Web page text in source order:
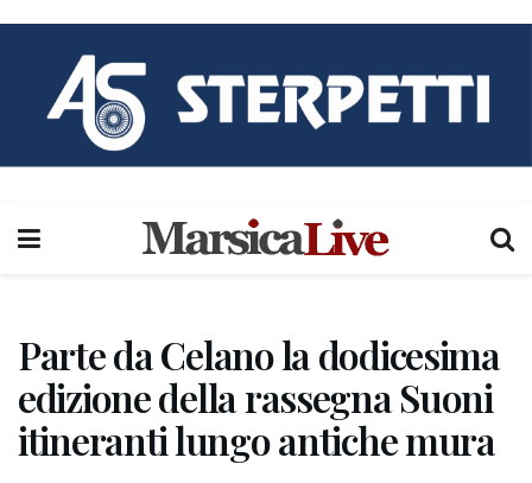
Parte da Celano la dodicesima
edizione della rassegna Suoni
itineranti lungo antiche mura